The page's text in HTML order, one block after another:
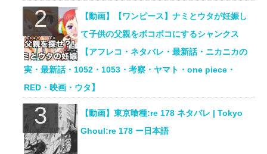
【動画】【ワンピース】ナミとウタが妊娠し
て子供の父親をボコボコにするシャンクス
【アフレコ・ネタバレ・最新話・ニカニカの
実・最新話・1052・1053・考察・ヤマト・one piece・
RED・映画・ウタ】
【動画】東京喰種:re 178 ネタバレ | Tokyo
Ghoul:re 178 ー日本語